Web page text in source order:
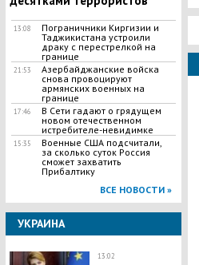
13:08
Пограничники Киргизии и
Таджикистана устроили
драку с перестрелкой на
границе
21:53
Азербайджанские войска
снова провоцируют
армянских военных на
границе
17:46
В Сети гадают о грядущем
новом отечественном
истребителе-невидимке
15:35
Военные США подсчитали,
за сколько суток Россия
сможет захватить
Прибалтику
ВСЕ НОВОСТИ »
УКРАИНА
13:02